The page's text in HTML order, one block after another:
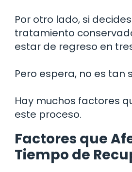
Por otro lado, si
tratamiento
estar de regreso en
Pero espera, no es tan
Hay muchos factores
este proceso.
Factores que
Tiempo de